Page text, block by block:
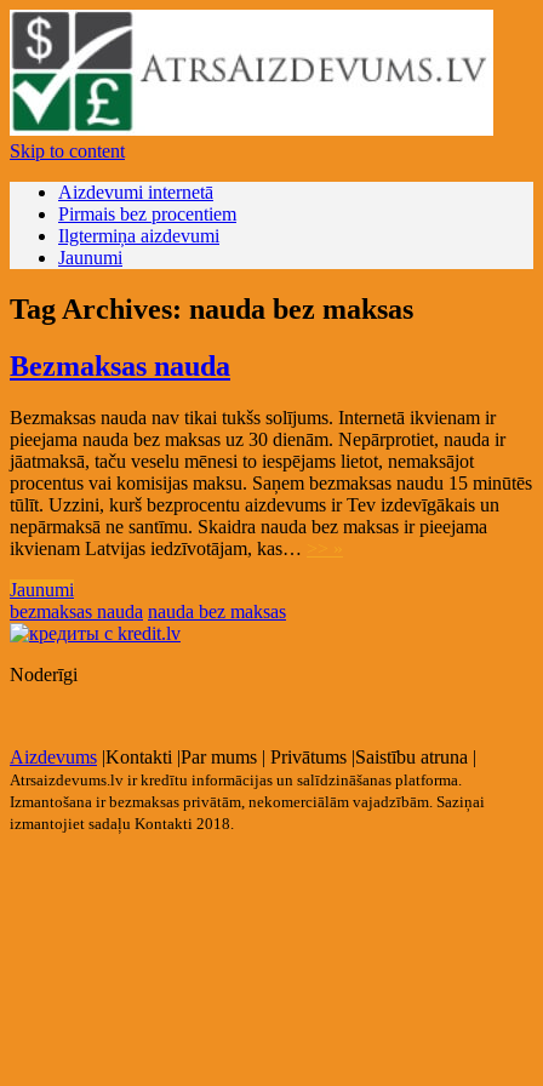
Skip to content
Aizdevumi internetā
Pirmais bez procentiem
Ilgtermiņa aizdevumi
Jaunumi
Tag Archives: nauda bez maksas
Bezmaksas nauda
Bezmaksas nauda nav tikai tukšs solījums. Internetā ikvienam ir
pieejama nauda bez maksas uz 30 dienām. Nepārprotiet, nauda ir
jāatmaksā, taču veselu mēnesi to iespējams lietot, nemaksājot
procentus vai komisijas maksu. Saņem bezmaksas naudu 15 minūtēs
tūlīt. Uzzini, kurš bezprocentu aizdevums ir Tev izdevīgākais un
nepārmaksā ne santīmu. Skaidra nauda bez maksas ir pieejama
ikvienam Latvijas iedzīvotājam, kas…
Jaunumi
bezmaksas nauda nauda bez maksas
Noderīgi
Aizdevums |Kontakti |Par mums | Privātums |Saistību atruna |
Atrsaizdevums.lv ir kredītu informācijas un salīdzināšanas platforma.
Izmantošana ir bezmaksas privātām, nekomerciālām vajadzībām. Saziņai
izmantojiet sadaļu Kontakti 2018.